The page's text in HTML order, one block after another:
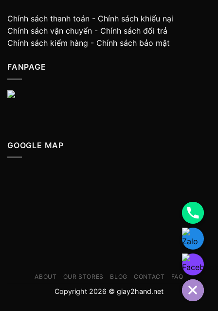
Chính sách thanh toán - Chính sách khiếu nại
Chính sách vận chuyển - Chính sách đổi trả
Chính sách kiểm hàng - Chính sách bảo mật
FANPAGE
GOOGLE MAP
ABOUT OUR STORES BLOG CONTACT FAQ
Copyright 2026 © giay2hand.net